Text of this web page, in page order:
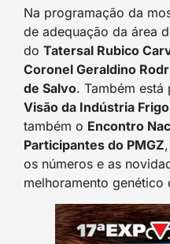
Na programação da
de adequação da área
do Tatersal Rubico
Coronel Geraldino
de Salvo. Também está
Visão da Indústria
também o Encontro
Participantes do PMGZ
os números e as
melhoramento genético